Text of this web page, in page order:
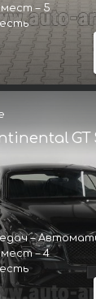
– 5
GT
–
– 4